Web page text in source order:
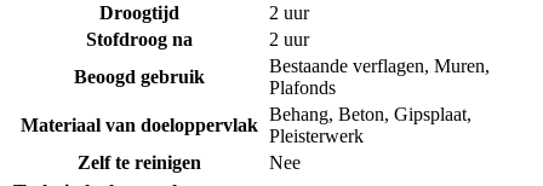
Droogtijd
2 uur
Stofdroog na
2 uur
Beoogd gebruik
Bestaande verflagen, Muren,
Plafonds
Materiaal van doeloppervlak
Behang, Beton, Gipsplaat,
Pleisterwerk
Zelf te reinigen
Nee